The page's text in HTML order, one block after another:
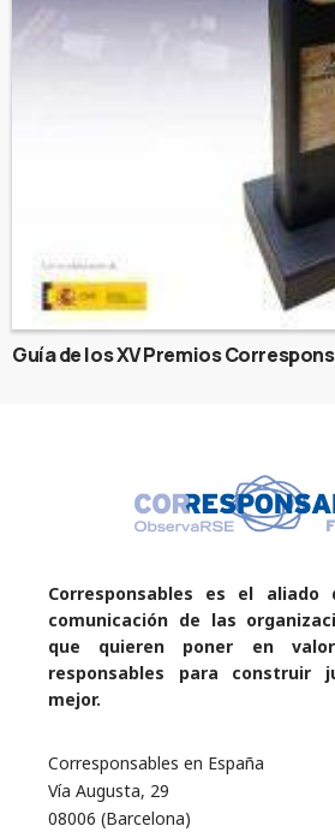
Guía de los XV Premios
Corresponsables es el
comunicación de las
que quieren poner en
responsables para construir
mejor.
Corresponsables en España
Vía Augusta, 29
08006 (Barcelona)